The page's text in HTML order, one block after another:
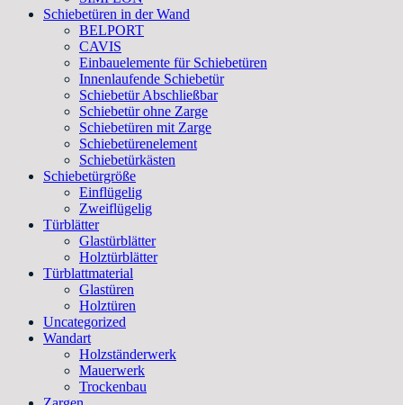
Schiebetüren in der Wand
BELPORT
CAVIS
Einbauelemente für Schiebetüren
Innenlaufende Schiebetür
Schiebetür Abschließbar
Schiebetür ohne Zarge
Schiebetüren mit Zarge
Schiebetürenelement
Schiebetürkästen
Schiebetürgröße
Einflügelig
Zweiflügelig
Türblätter
Glastürblätter
Holztürblätter
Türblattmaterial
Glastüren
Holztüren
Uncategorized
Wandart
Holzständerwerk
Mauerwerk
Trockenbau